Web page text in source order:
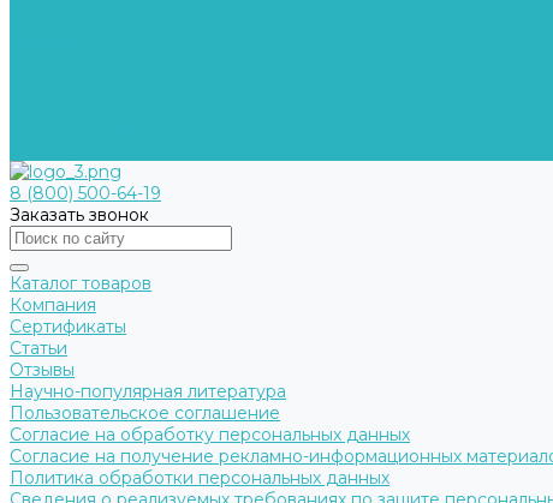
8 (800) 500-64-19
Заказать звонок
Каталог товаров
Компания
Сертификаты
Статьи
Отзывы
Научно-популярная литература
Пользовательское соглашение
Согласие на обработку персональных данных
Согласие на получение рекламно-информационных
Политика обработки персональных данных